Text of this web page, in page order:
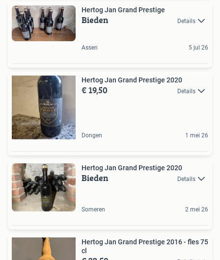
Hertog Jan Grand Prestige
Bieden Details
Assen 5 jul 26
Hertog Jan Grand Prestige 2020
€ 19,50 Details
Dongen 1 mei 26
Hertog Jan Grand Prestige 2020
Bieden Details
Someren 2 mei 26
Hertog Jan Grand Prestige 2016 - fles 75
cl